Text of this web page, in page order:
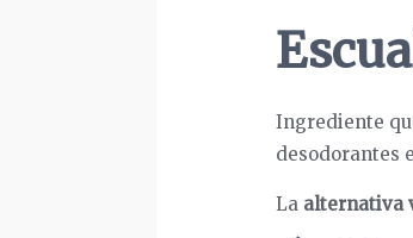
Ingrediente
desodorantes
La alternativa